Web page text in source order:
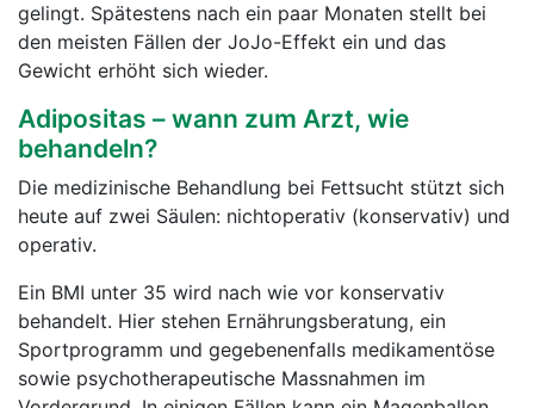
gelingt. Spätestens nach ein paar Monaten stellt bei
den meisten Fällen der JoJo-Effekt ein und das
Gewicht erhöht sich wieder.
Adipositas – wann zum Arzt, wie
behandeln?
Die medizinische Behandlung bei Fettsucht stützt sich
heute auf zwei Säulen: nichtoperativ (konservativ) und
operativ.
Ein BMI unter 35 wird nach wie vor konservativ
behandelt. Hier stehen Ernährungsberatung, ein
Sportprogramm und gegebenenfalls medikamentöse
sowie psychotherapeutische Massnahmen im